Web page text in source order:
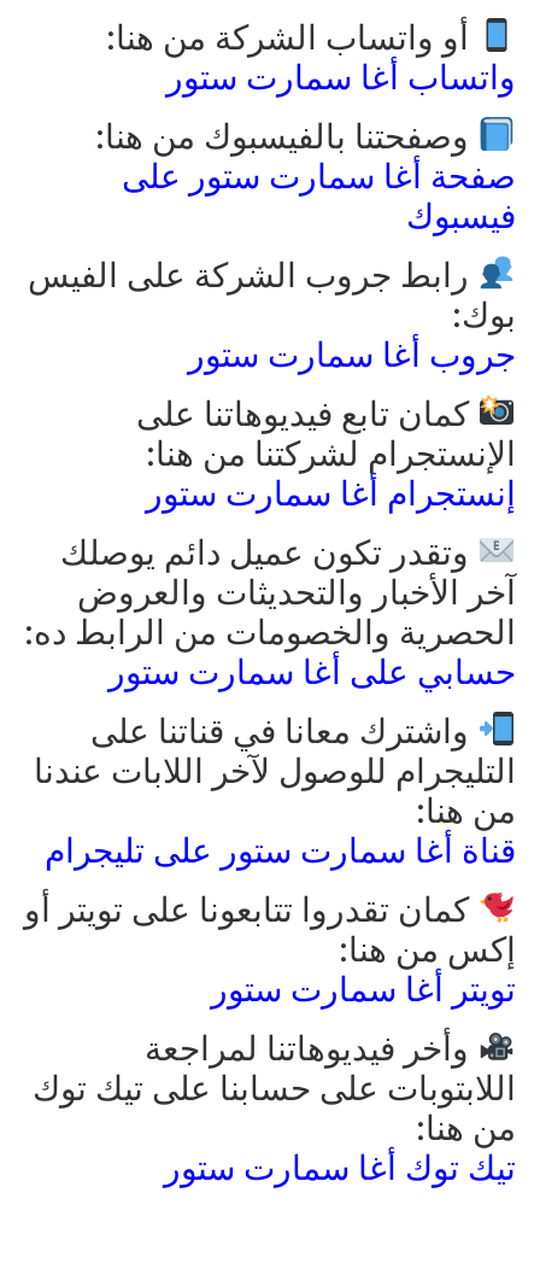
أو واتساب الشركة من هنا:
واتساب أغا سمارت ستور
وصفحتنا بالفيسبوك من هنا:
صفحة أغا سمارت ستور على
فيسبوك
رابط جروب الشركة على الفيس
بوك:
جروب أغا سمارت ستور
كمان تابع فيديوهاتنا على
الإنستجرام لشركتنا من هنا:
إنستجرام أغا سمارت ستور
وتقدر تكون عميل دائم يوصلك
آخر الأخبار والتحديثات والعروض
الحصرية والخصومات من الرابط ده:
حسابي على أغا سمارت ستور
واشترك معانا في قناتنا على
التليجرام للوصول لآخر اللابات عندنا
من هنا:
قناة أغا سمارت ستور على تليجرام
كمان تقدروا تتابعونا على تويتر أو
إكس من هنا:
تويتر أغا سمارت ستور
وأخر فيديوهاتنا لمراجعة
اللابتوبات على حسابنا على تيك توك
من هنا:
تيك توك أغا سمارت ستور